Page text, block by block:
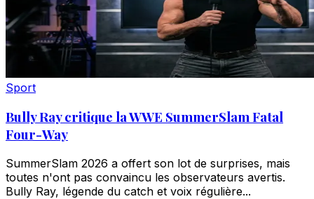
Sport
Bully Ray critique la WWE SummerSlam Fatal
Four-Way
SummerSlam 2026 a offert son lot de surprises, mais
toutes n'ont pas convaincu les observateurs avertis.
Bully Ray, légende du catch et voix régulière...